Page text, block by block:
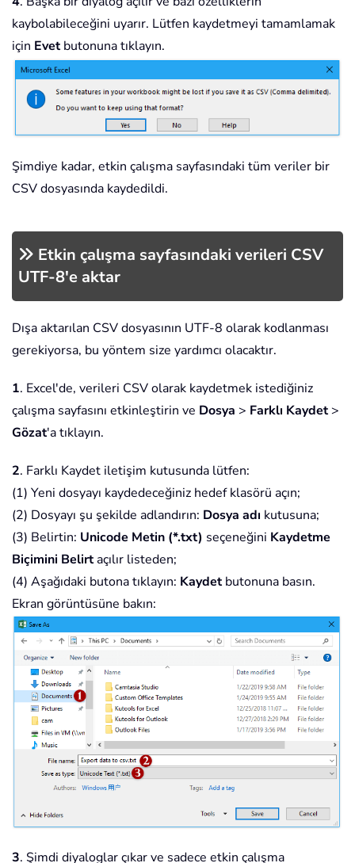
kaybolabileceğini uyarır. Lütfen kaydetmeyi tamamlamak
için Evetbutonuna tıklayın.
Şimdiye kadar, etkin çalışma sayfasındaki tüm veriler bir
CSV dosyasında kaydedildi.
Etkin çalışma sayfasındaki verileri CSV
UTF-8'e aktar
Dışa aktarılan CSV dosyasının UTF-8 olarak kodlanması
gerekiyorsa, bu yöntem size yardımcı olacaktır.
1. Excel'de, verileri CSV olarak kaydetmek istediğiniz
çalışma sayfasını etkinleştirin ve Dosya > Farklı Kaydet>
Gözat'a tıklayın.
2. Farklı Kaydet iletişim kutusunda lütfen:
(1) Yeni dosyayı kaydedeceğiniz hedef klasörü açın;
(2) Dosyayı şu şekilde adlandırın: Dosya adı kutusuna;
(3) Belirtin: Unicode Metin (*.txt) seçeneğini Kaydetme
Biçimini Belirtaçılır listeden;
(4) Aşağıdaki butona tıklayın: Kaydetbutonuna basın.
Ekran görüntüsüne bakın:
3. Şimdi diyaloglar çıkar ve sadece etkin çalışma